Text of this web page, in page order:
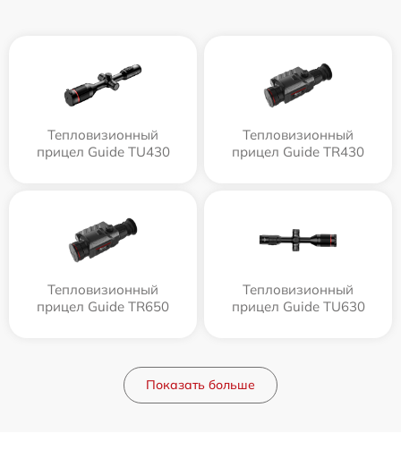
Тепловизионный
прицел Guide TU430
Тепловизионный
прицел Guide TR430
Тепловизионный
прицел Guide TR650
Тепловизионный
прицел Guide TU630
Показать больше